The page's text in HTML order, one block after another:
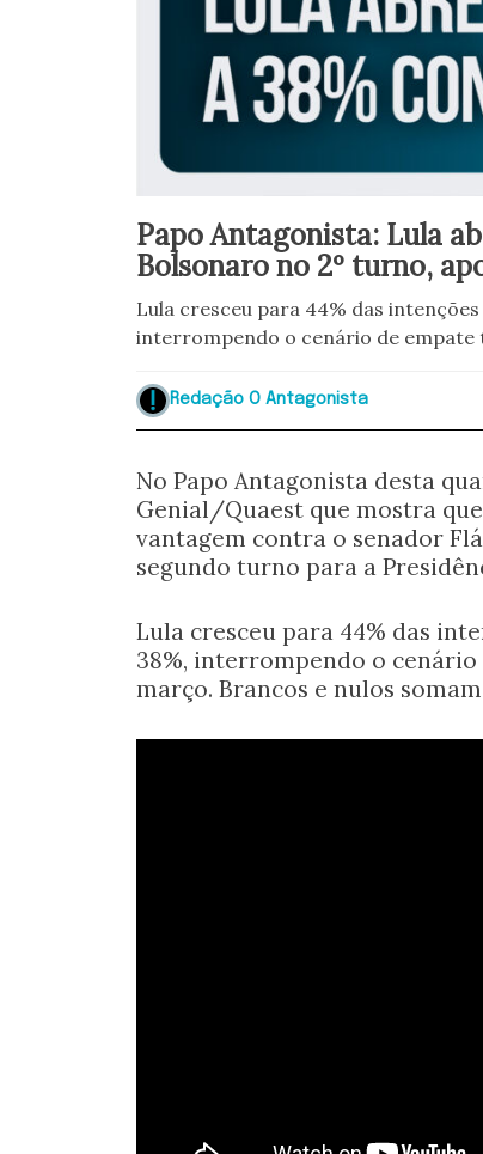
Papo Antagonista: Lula
Bolsonaro no 2º turno,
Lula cresceu para 44% das
interrompendo o cenário de empate
Redação O Antagonista
No Papo Antagonista desta
Genial/Quaest que mostra
vantagem contra o senador
segundo turno para a
Lula cresceu para 44% das
38%, interrompendo o
março. Brancos e nulos